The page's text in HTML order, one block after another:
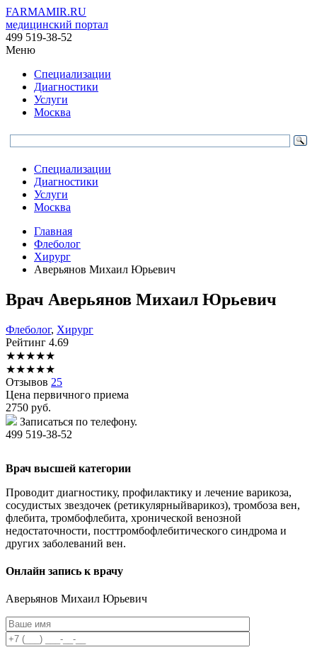
FARMAMIR.RU
медицинский портал
499 519-38-52
Меню
Специализации
Диагностики
Услуги
Москва
Специализации
Диагностики
Услуги
Москва
Главная
Флеболог
Хирург
Аверьянов Михаил Юрьевич
Врач Аверьянов Михаил Юрьевич
Флеболог, Хирург
Рейтинг 4.69
★★★★★
★★★★★
Отзывов 25
Цена первичного приема
2750 руб.
Записаться по телефону.
499 519-38-52
Врач высшей категории
Проводит диагностику, профилактику и лечение варикоза,
сосудистых звездочек (ретикулярныйварикоз), тромбоза вен,
флебита, тромбофлебита, хронической венозной
недостаточности, посттромбофлебитического синдрома и
других заболеваний вен.
Онлайн запись к врачу
Аверьянов Михаил Юрьевич